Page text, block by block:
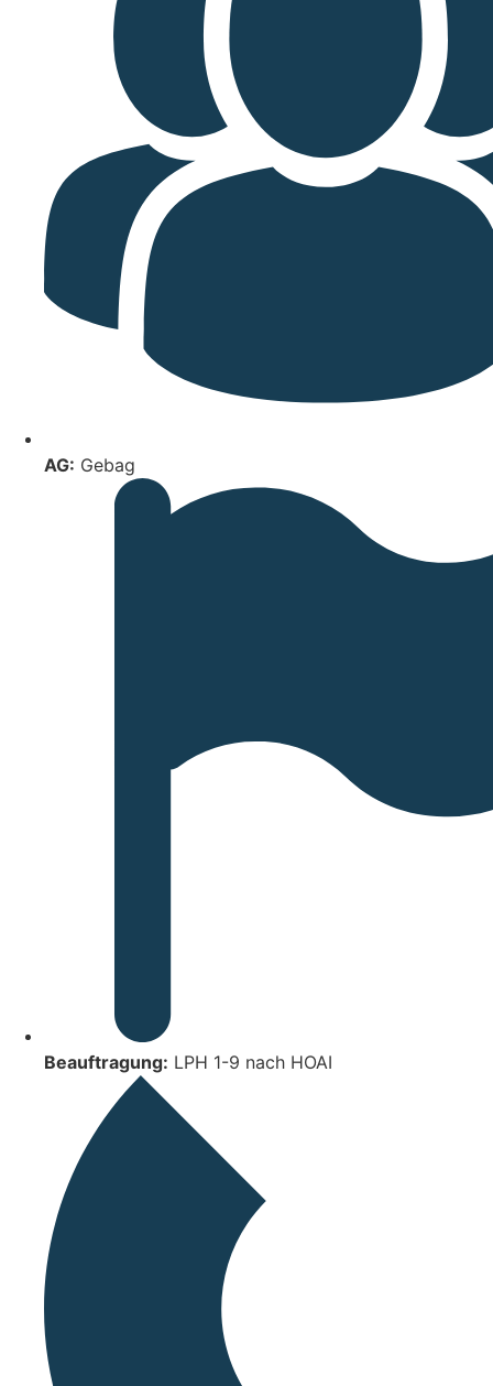
AG: Gebag
Beauftragung: LPH 1-9 nach HOAI